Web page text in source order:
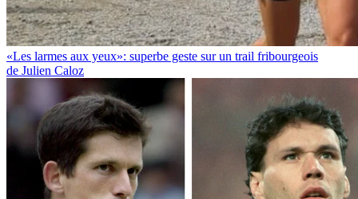
«Les larmes aux yeux»: superbe geste sur un trail fribourgeois
de Julien Caloz